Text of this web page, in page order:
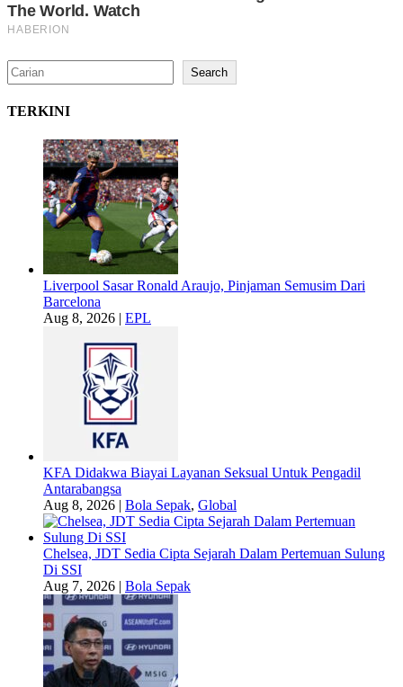
Search Search
TERKINI
Liverpool Sasar Ronald Araujo, Pinjaman Semusim Dari
Barcelona
Aug 8, 2026 | EPL
KFA Didakwa Biayai Layanan Seksual Untuk Pengadil
Antarabangsa
Aug 8, 2026 | Bola Sepak, Global
Chelsea, JDT Sedia Cipta Sejarah Dalam Pertemuan Sulung
Di SSI
Aug 7, 2026 | Bola Sepak